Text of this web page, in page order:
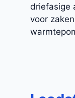
driefasige
voor